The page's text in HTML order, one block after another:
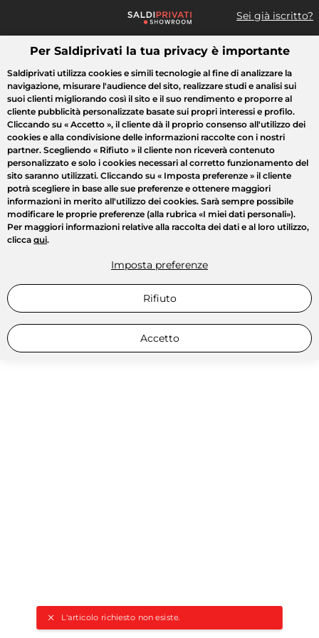
Sei già iscritto?
Cosa cerchi?
L'articolo richiesto non esiste.
Tutte le vendite Moda Casa Bellezza Elettrodomestici
Per Saldiprivati la tua privacy è importante
Saldiprivati utilizza cookies e simili tecnologie al fine di analizzare la
navigazione, misurare l'audience del sito, realizzare studi e analisi sui
suoi clienti migliorando così il sito e il suo rendimento e proporre al
cliente pubblicità personalizzate basate sui propri interessi e profilo.
Cliccando su « Accetto », il cliente dà il proprio consenso all'utilizzo dei
cookies e alla condivisione delle informazioni raccolte con i nostri
partner. Scegliendo « Rifiuto » il cliente non riceverà contenuto
personalizzato e solo i cookies necessari al corretto funzionamento del
sito saranno utilizzati. Cliccando su « Imposta preferenze » il cliente
potrà scegliere in base alle sue preferenze e ottenere maggiori
informazioni in merito all'utilizzo dei cookies. Sarà sempre possibile
modificare le proprie preferenze (alla rubrica «I miei dati personali»).
Per maggiori informazioni relative alla raccolta dei dati e al loro utilizzo,
clicca qui.
Imposta preferenze
Rifiuto
Accetto